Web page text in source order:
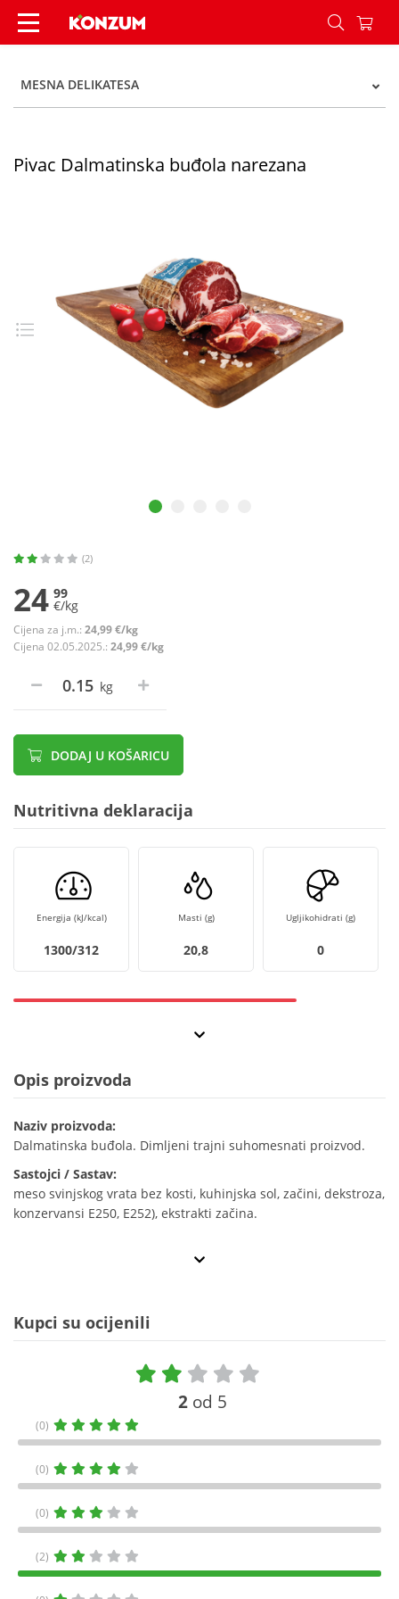
Pivac Dalmatinska buđola narezana - Konzum
MESNA DELIKATESA
Pivac Dalmatinska buđola narezana
(2)
24 99
€/kg
Cijena za j.m.: 24,99 €/kg
Cijena 02.05.2025.: 24,99 €/kg
kg
DODAJ U KOŠARICU
Nutritivna deklaracija
Energija (kJ/kcal)
1300/312
Masti (g)
20,8
Ugljikohidrati (g)
0
Opis proizvoda
Naziv proizvoda:
Dalmatinska buđola. Dimljeni trajni suhomesnati proizvod.
Sastojci / Sastav:
meso svinjskog vrata bez kosti, kuhinjska sol, začini, dekstroza,
konzervansi E250, E252), ekstrakti začina.
Kupci su ocijenili
2 od 5
(0)
(0)
(0)
(2)